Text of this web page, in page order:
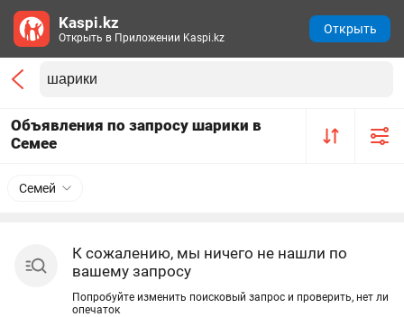
Объявления по запросу шарики в
Семее
Семей
К сожалению, мы ничего не нашли по
вашему запросу
Попробуйте изменить поисковый запрос и проверить, нет ли
опечаток
Kaspi.kz
Открыть в Приложении Kaspi.kz
Открыть